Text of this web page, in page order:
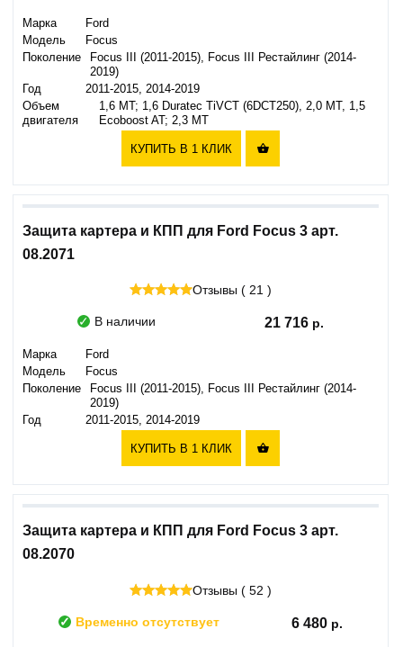
Марка
Ford
Модель
Focus
Поколение
Focus III (2011-2015), Focus III Рестайлинг (2014-
2019)
Год
2011-2015, 2014-2019
Объем
двигателя
1,6 MT; 1,6 Duratec TiVCT (6DCT250), 2,0 МТ, 1,5
Ecoboost AT; 2,3 MT
КУПИТЬ В 1 КЛИК 
Защита картера и КПП для Ford Focus 3 арт.
08.2071
Отзывы ( 21 )
В наличии 21 716
Марка
Ford
Модель
Focus
Поколение
Focus III (2011-2015), Focus III Рестайлинг (2014-
2019)
Год
2011-2015, 2014-2019
КУПИТЬ В 1 КЛИК 
Защита картера и КПП для Ford Focus 3 арт.
08.2070
Отзывы ( 52 )
Временно отсутствует 6 480